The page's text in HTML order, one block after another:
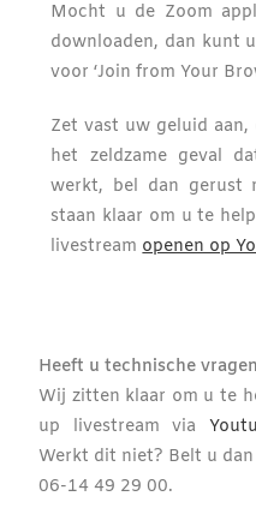
Mocht u de Zoom
downloaden, dan kunt
voor ‘Join from Your
Zet vast uw geluid
het zeldzame geval
werkt, bel dan
staan klaar om u te
livestreamopenen op
Heeft u technische
Wij zitten klaar om u te
up livestream via
Werkt dit niet? Belt u
06-14 49 29 00.